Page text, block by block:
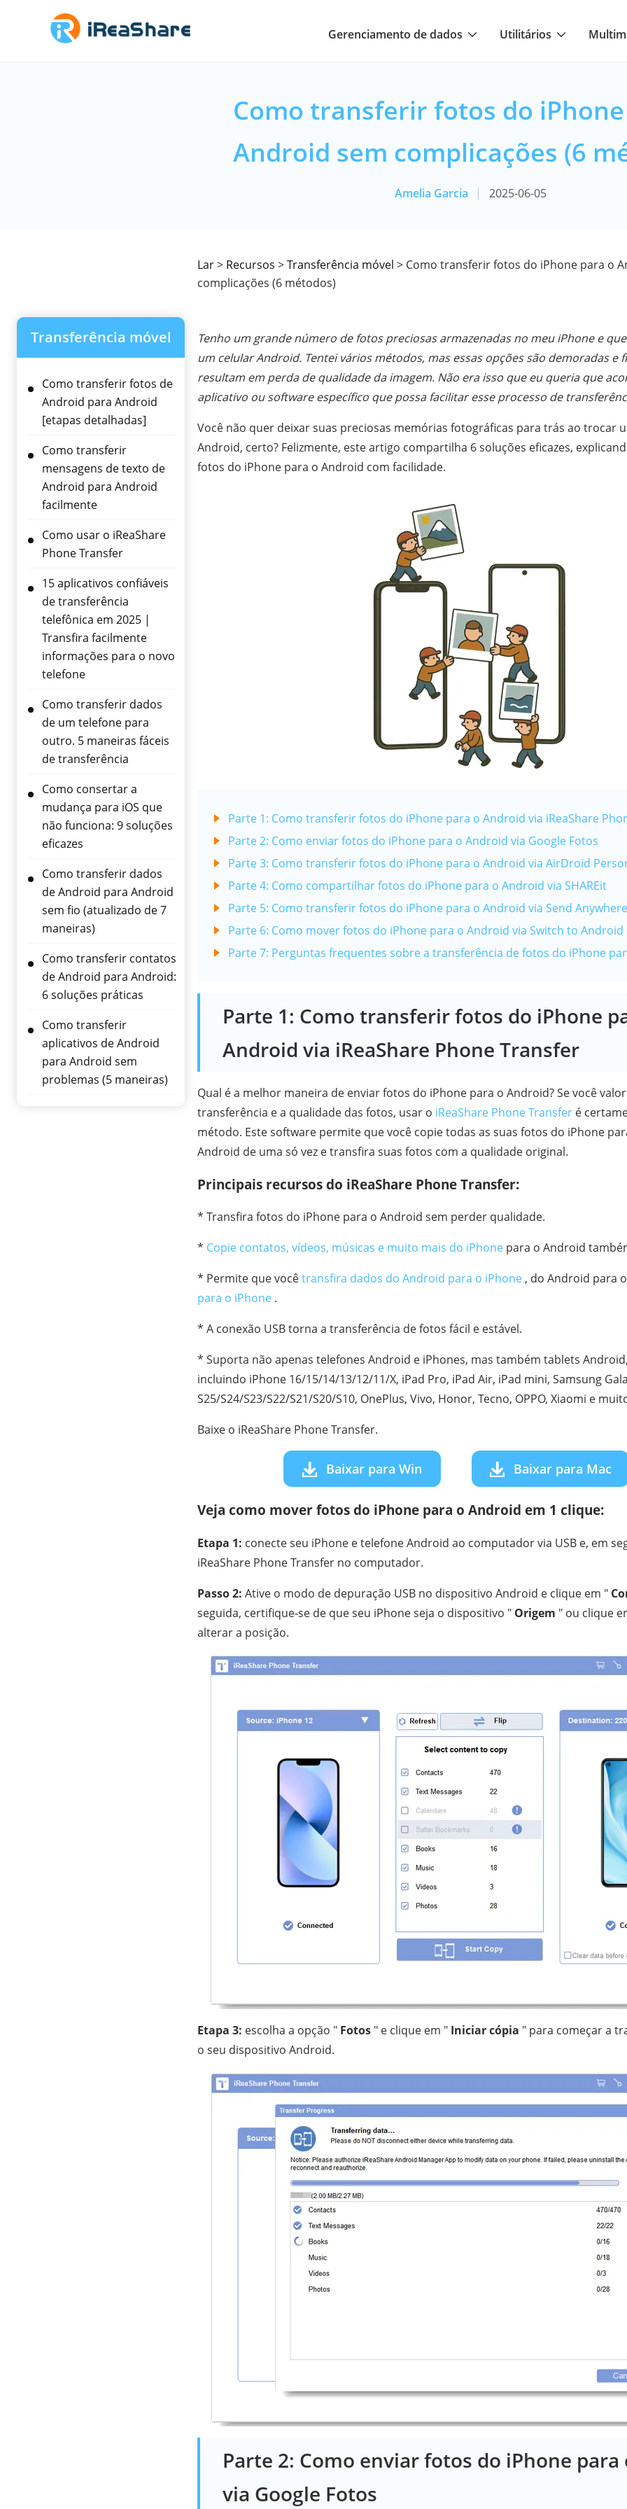
Gerenciamento de dados Utilitários
Como transferir fotos do
Android sem complicações (6
Amelia Garcia 2025-06-05
Lar> Recursos >Transferência móvel > Como transferir fotos do iPhone para o
complicações (6 métodos)
Transferência móvel
Como transferir fotos de
Android para Android
[etapas detalhadas]
Como transferir
mensagens de texto de
Android para Android
facilmente
Como usar o iReaShare
Phone Transfer
15 aplicativos confiáveis ​​
de transferência
telefônica em 2025 |
Transfira facilmente
informações para o novo
telefone
Como transferir dados
de um telefone para
outro. 5 maneiras fáceis
de transferência
Como consertar a
mudança para iOS que
não funciona: 9 soluções
eficazes
Como transferir dados
de Android para Android
sem fio (atualizado de 7
maneiras)
Como transferir contatos
de Android para Android:
6 soluções práticas
Como transferir
aplicativos de Android
para Android sem
problemas (5 maneiras)
Tenho um grande número de fotos preciosas armazenadas no meu iPhone e
um celular Android. Tentei vários métodos, mas essas opções são demoradas e
resultam em perda de qualidade da imagem. Não era isso que eu queria que
aplicativo ou software específico que possa facilitar esse processo de
Você não quer deixar suas preciosas memórias fotográficas para trás ao trocar
Android, certo? Felizmente, este artigo compartilha 6 soluções eficazes,
fotos do iPhone para o Android com facilidade.
Parte 1: Como transferir fotos do iPhone para o Android via iReaShare
Parte 2: Como enviar fotos do iPhone para o Android via Google Fotos
Parte 3: Como transferir fotos do iPhone para o Android via AirDroid
Parte 4: Como compartilhar fotos do iPhone para o Android via SHAREit
Parte 5: Como transferir fotos do iPhone para o Android via Send Anywhere
Parte 6: Como mover fotos do iPhone para o Android via Switch to Android
Parte 7: Perguntas frequentes sobre a transferência de fotos do iPhone
Parte 1: Como transferir fotos do iPhone
Android via iReaShare Phone Transfer
Qual é a melhor maneira de enviar fotos do iPhone para o Android? Se você
transferência e a qualidade das fotos, usar o iReaShare Phone Transfer é
método. Este software permite que você copie todas as suas fotos do iPhone
Android de uma só vez e transfira suas fotos com a qualidade original.
Principais recursos do iReaShare Phone Transfer:
* Transfira fotos do iPhone para o Android sem perder qualidade.
* Copie contatos, vídeos, músicas e muito mais do iPhone para o Android
* Permite que vocêtransfira dados do Android para o iPhone, do Android para
para o iPhone .
* A conexão USB torna a transferência de fotos fácil e estável.
* Suporta não apenas telefones Android e iPhones, mas também tablets
incluindo iPhone 16/15/14/13/12/11/X, iPad Pro, iPad Air, iPad mini, Samsung
S25/S24/S23/S22/S21/S20/S10, OnePlus, Vivo, Honor, Tecno, OPPO, Xiaomi e
Baixe o iReaShare Phone Transfer.
Baixar para Win Baixar para Mac
Veja como mover fotos do iPhone para o Android em 1 clique:
Etapa 1: conecte seu iPhone e telefone Android ao computador via USB e, em
iReaShare Phone Transfer no computador.
Passo 2: Ative o modo de depuração USB no dispositivo Android e clique em "
seguida, certifique-se de que seu iPhone seja o dispositivo " Origem " ou clique
alterar a posição.
Etapa 3: escolha a opção " Fotos " e clique em " Iniciar cópia " para começar a
o seu dispositivo Android.
Parte 2: Como enviar fotos do iPhone
via Google Fotos